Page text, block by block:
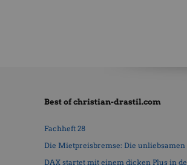
Best of christian-drastil.com
Fachheft 28
Die Mietpreisbremse: Die unliebsamen
DAX startet mit einem dicken Plus in